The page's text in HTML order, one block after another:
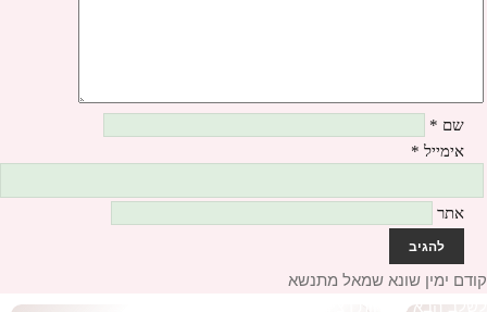
שם *
אימייל *
אתר
ניווט
קודם הפוסט
הקודם:
ימין שונא שמאל מתנשא
לשלב הבאהפוסט
פתיחות רציונלית